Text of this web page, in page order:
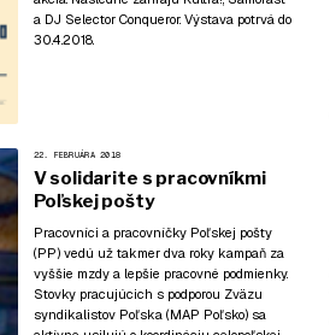
a DJ Selector Conqueror. Výstava potrvá do
30.4.2018.
22. FEBRUÁRA 2018
V solidarite s pracovníkmi
Poľskej pošty
Pracovníci a pracovníčky Poľskej pošty
(PP) vedú už takmer dva roky kampaň za
vyššie mzdy a lepšie pracovné podmienky.
Stovky pracujúcich s podporou Zväzu
syndikalistov Poľska (MAP Poľsko) sa